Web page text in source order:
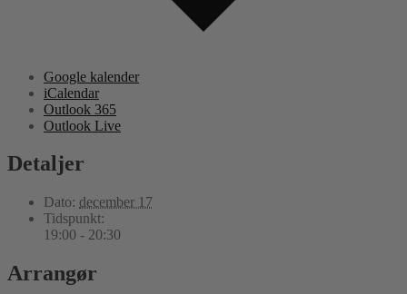
Google kalender
iCalendar
Outlook 365
Outlook Live
Detaljer
Dato: december 17
Tidspunkt:
19:00 - 20:30
Arrangør